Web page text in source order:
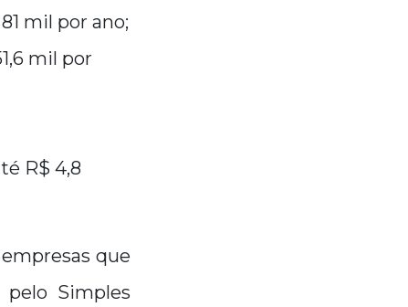
mil por ano;
mil por
R$ 4,8
que
Simples